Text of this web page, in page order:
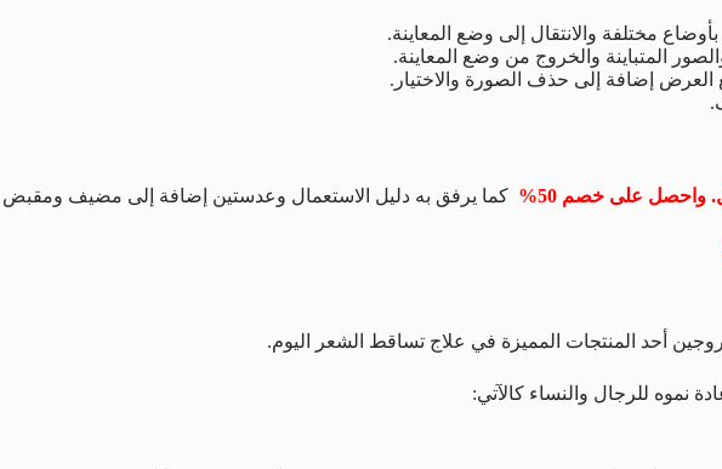
مختلفة والانتقال إلى وضع المعاينة.
المتباينة والخروج من وضع المعاينة.
العرض إضافة إلى حذف الصورة والاختيار.
كما يرفق به دليل الاستعمال وعدستين إضافة إلى مضيف
أحد المنتجات المميزة في علاج تساقط الشعر اليوم.
نموه للرجال والنساء كالآتي: